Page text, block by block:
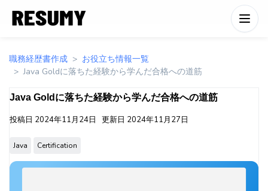
職務経歴書作成
お役立ち情報一覧
Java Goldに落ちた経験から学んだ合格への道筋
Java Goldに落ちた経験から学んだ合格への道筋
投稿日 2024年11月24日 更新日 2024年11月27日
Java Certification